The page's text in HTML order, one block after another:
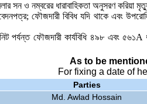
সন ও নম্বরের ধারাবাহিকতা অনুসরণ
ফৌজদারী বিবিধ যদি থাকে এবং
পর্যন্ত ফৌজদারী কার্যবিধি ৪৯৮ এবং
As to be
For fixing a date of
Parties
Md. Awlad Hossain